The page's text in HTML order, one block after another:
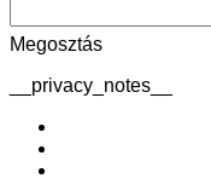
Megosztás
__privacy_notes__